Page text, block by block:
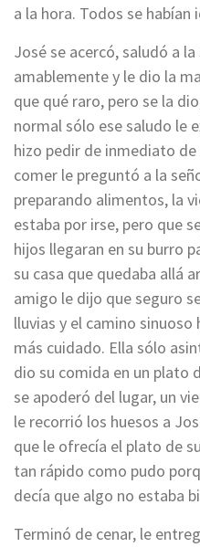
a la hora. Todos se habían
José se acercó, saludó a
amablemente y le dio la
que qué raro, pero se la
normal sólo ese saludo le
hizo pedir de inmediato
comer le preguntó a la
preparando alimentos, la
estaba por irse, pero que
hijos llegaran en su burro
su casa que quedaba allá
amigo le dijo que seguro
lluvias y el camino sinuoso
más cuidado. Ella sólo
dio su comida en un plato
se apoderó del lugar, un
le recorrió los huesos a
que le ofrecía el plato de
tan rápido como pudo
decía que algo no estaba
Terminó de cenar, le